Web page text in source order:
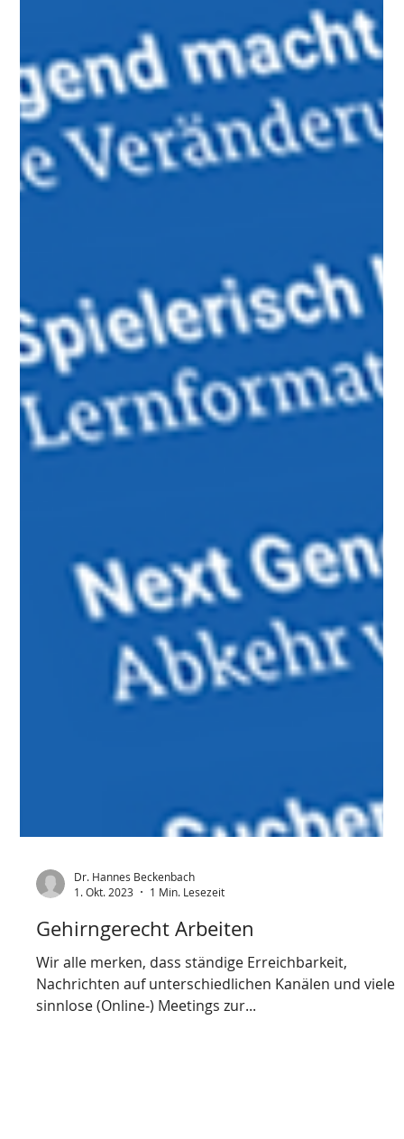
1. Okt. 2023
1 Min. Lesezeit
Gehirngerecht Arbeiten
Wir alle merken, dass ständige Erreichbarkeit,
Nachrichten auf unterschiedlichen Kanälen und viele